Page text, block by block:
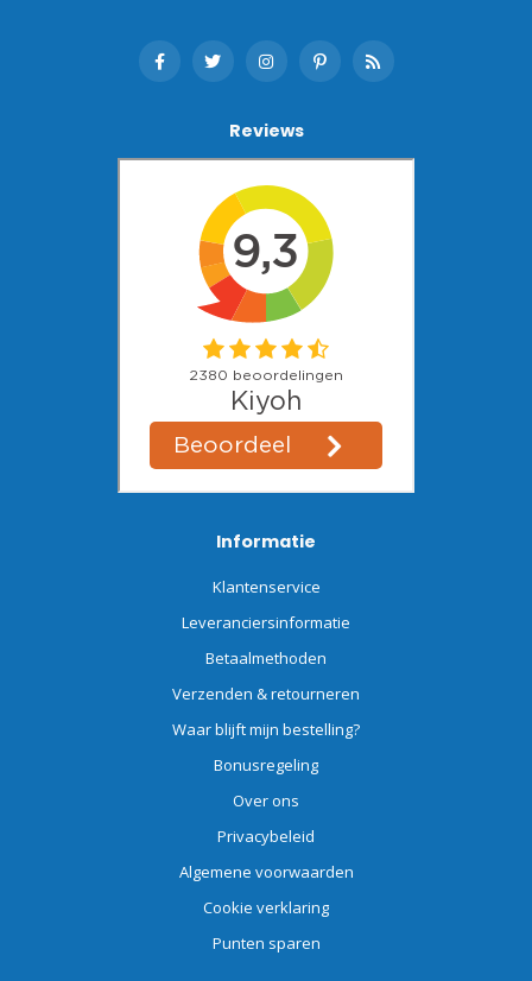
Reviews
Informatie
Klantenservice
Leveranciersinformatie
Betaalmethoden
Verzenden & retourneren
Waar blijft mijn bestelling?
Bonusregeling
Over ons
Privacybeleid
Algemene voorwaarden
Cookie verklaring
Punten sparen